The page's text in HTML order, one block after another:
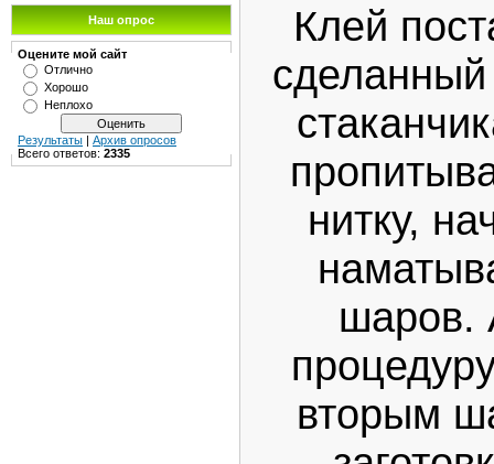
Наш опрос
Оцените мой сайт
Отлично
Хорошо
Неплохо
Результаты | Архив опросов
Всего ответов: 2335
Клей
сделанный
нитку,
шаров.
вторым